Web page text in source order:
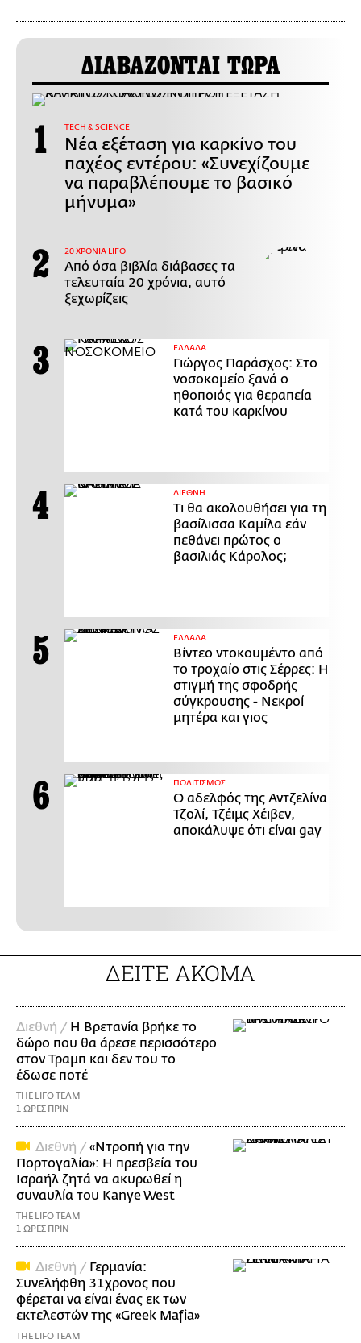
ΔΙΑΒΑΖΟΝΤΑΙ ΤΩΡΑ
ΤECH & SCIENCE
Νέα εξέταση για καρκίνο του
παχέος εντέρου: «Συνεχίζουμε
να παραβλέπουμε το βασικό
μήνυμα»
20 ΧΡΟΝΙΑ LIFO
Από όσα βιβλία διάβασες τα
τελευταία 20 χρόνια, αυτό
ξεχωρίζεις
ΕΛΛΑΔΑ
Γιώργος Παράσχος: Στο
νοσοκομείο ξανά ο
ηθοποιός για θεραπεία
κατά του καρκίνου
ΔΙΕΘΝΗ
Τι θα ακολουθήσει για τη
βασίλισσα Καμίλα εάν
πεθάνει πρώτος ο
βασιλιάς Κάρολος;
ΕΛΛΑΔΑ
Βίντεο ντοκουμέντο από
το τροχαίο στις Σέρρες: Η
στιγμή της σφοδρής
σύγκρουσης - Νεκροί
μητέρα και γιος
ΠΟΛΙΤΙΣΜΟΣ
Ο αδελφός της Αντζελίνα
Τζολί, Τζέιμς Χέιβεν,
αποκάλυψε ότι είναι gay
ΔΕΙΤΕ ΑΚΟΜΑ
Διεθνή / Η Βρετανία βρήκε το
δώρο που θα άρεσε περισσότερο
στον Τραμπ και δεν του το
έδωσε ποτέ
THE LIFO TEAM
1 ΩΡΕΣ ΠΡΙΝ
Διεθνή /«Ντροπή για την
Πορτογαλία»: Η πρεσβεία του
Ισραήλ ζητά να ακυρωθεί η
συναυλία του Kanye West
THE LIFO TEAM
1 ΩΡΕΣ ΠΡΙΝ
Διεθνή / Γερμανία:
Συνελήφθη 31χρονος που
φέρεται να είναι ένας εκ των
εκτελεστών της «Greek Mafia»
THE LIFO TEAM